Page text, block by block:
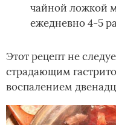
чайной ложкой
ежедневно 4-5
Этот рецепт не
страдающим
воспалением